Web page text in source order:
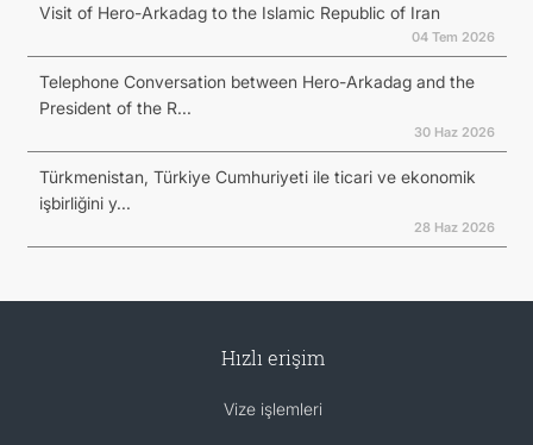
Visit of Hero-Arkadag to the Islamic Republic of Iran
04 Tem 2026
Telephone Conversation between Hero-Arkadag and the
President of the R...
30 Haz 2026
Türkmenistan, Türkiye Cumhuriyeti ile ticari ve ekonomik
işbirliğini y...
28 Haz 2026
Hızlı erişim
Vize işlemleri